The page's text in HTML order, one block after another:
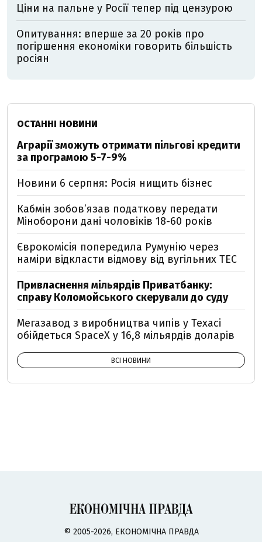
Ціни на пальне у Росії тепер під цензурою
Опитування: вперше за 20 років про
погіршення економіки говорить більшість
росіян
ОСТАННІ НОВИНИ
Аграрії зможуть отримати пільгові кредити
за програмою 5-7-9%
Новини 6 серпня: Росія нищить бізнес
Кабмін зобовʼязав податкову передати
Міноборони дані чоловіків 18-60 років
Єврокомісія попередила Румунію через
наміри відкласти відмову від вугільних ТЕС
Привласнення мільярдів Приватбанку:
справу Коломойського скерували до суду
Мегазавод з виробництва чипів у Техасі
обійдеться SpaceX у 16,8 мільярдів доларів
ВСІ НОВИНИ
© 2005-2026, ЕКОНОМІЧНА ПРАВДА